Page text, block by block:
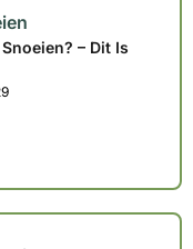
– Dit Is